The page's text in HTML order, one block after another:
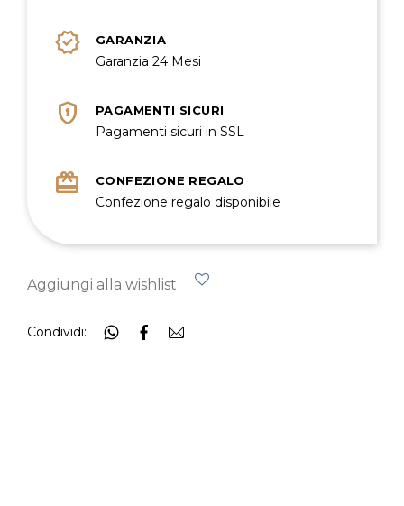
verified GARANZIA
Garanzia 24 Mesi
encrypted PAGAMENTI SICURI
Pagamenti sicuri in SSL
redeem CONFEZIONE REGALO
Confezione regalo disponibile
Aggiungi alla wishlist
Condividi: